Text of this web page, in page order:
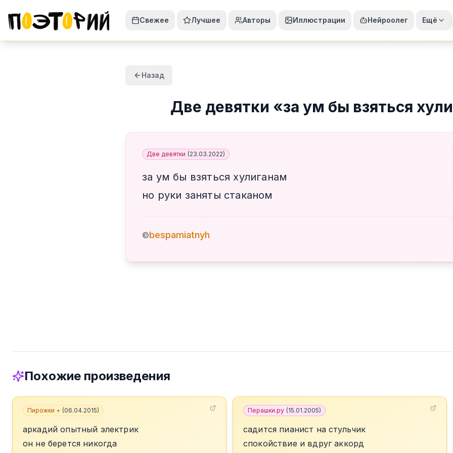
Свежее Лучшее Авторы Иллюстрации Нейроолег Ещё
Назад
Две девятки «за ум бы взяться
Две девятки (23.03.2022)
за ум бы взяться хулиганам
но руки заняты стаканом
©bespamiatnyh
Похожие произведения
Пирожки + (06.04.2015)
аркадий опытный электрик
он не берется никогда
Перашки.ру (15.01.2005)
садится пианист на стульчик
спокойствие и вдруг аккорд